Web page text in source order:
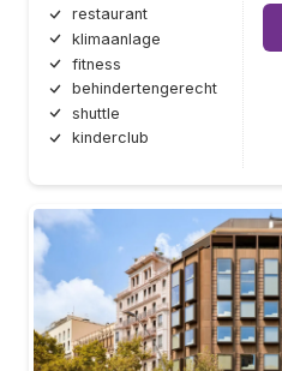
restaurant
klimaanlage
fitness
behindertengerecht
shuttle
kinderclub